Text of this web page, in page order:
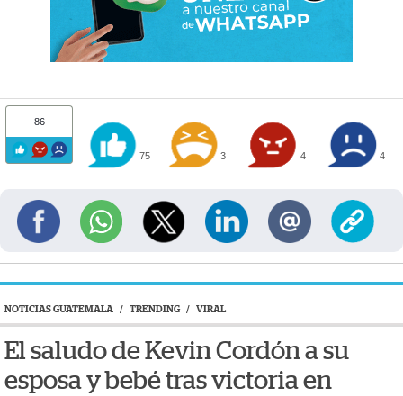
86
75 3 4 4
NOTICIAS GUATEMALA / TRENDING / VIRAL
El saludo de Kevin Cordón a su
esposa y bebé tras victoria en